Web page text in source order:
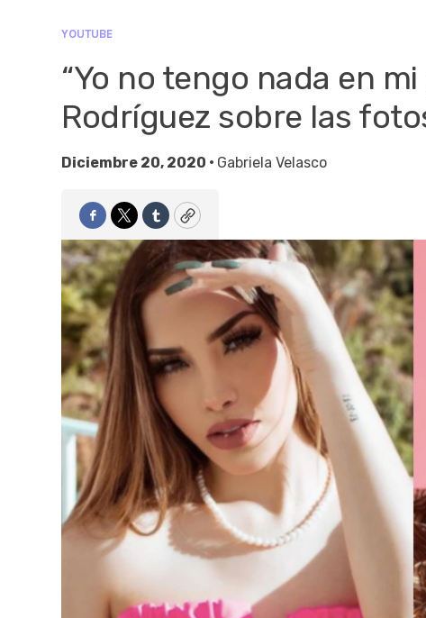
YOUTUBE
“Yo no tengo nada en
Rodríguez sobre las
Diciembre 20, 2020 • Gabriela Velasco
Facebook
TwitterTumblrCopy